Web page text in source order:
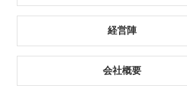
経営陣
会社概要